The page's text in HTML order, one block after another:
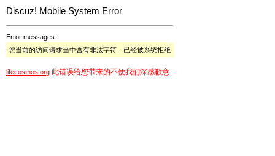
Discuz! Mobile System Error
Error messages:
您当前的访问请求当中含有非法字符，已经被系统拒绝
lifecosmos.org 此错误给您带来的不便我们深感歉意